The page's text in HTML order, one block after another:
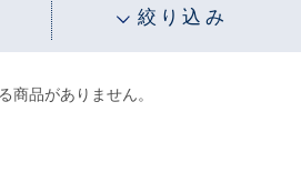
絞り込み
商品がありません。